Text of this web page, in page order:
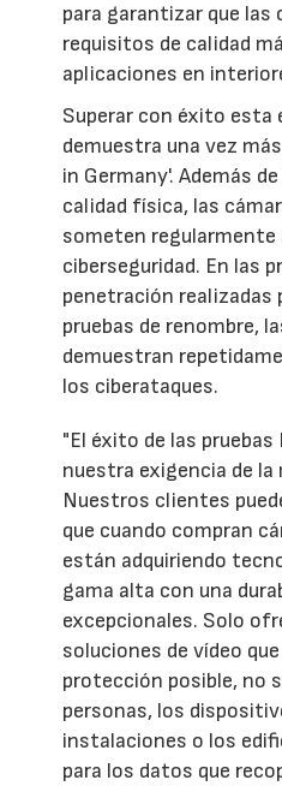
para garantizar que las
requisitos de calidad
aplicaciones en
Superar con éxito esta
demuestra una vez
in Germany'. Además
calidad física, las
someten regularmente
ciberseguridad. En las
penetración
pruebas de renombre,
demuestran
los ciberataques.
"El éxito de las
nuestra exigencia de la
Nuestros clientes
que cuando compran
están adquiriendo
gama alta con una
excepcionales. Solo
soluciones de vídeo
protección posible, no
personas, los
instalaciones o los
para los datos que